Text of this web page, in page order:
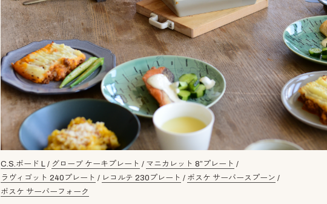
C.S.ボード L / グローブ ケーキプレート / マニカレット 8”プレート /
ラヴィゴット 240プレート / レコルテ 230プレート / ボスケ サーバースプーン /
ボスケ サーバーフォーク